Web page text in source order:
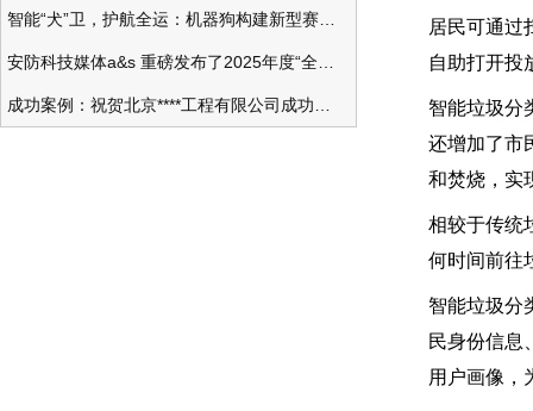
居民可通过
自助打开投
智能垃圾分
还增加了市
和焚烧，实
相较于传统
何时间前往
智能垃圾分
民身份信息
用户画像，